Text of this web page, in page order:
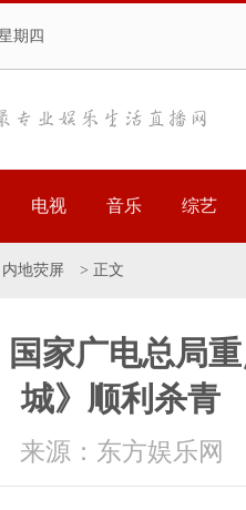
期四
电视 音乐 综艺
内地荧屏 > 正文
家广电总局
城》顺利杀青
来源：东方娱乐网